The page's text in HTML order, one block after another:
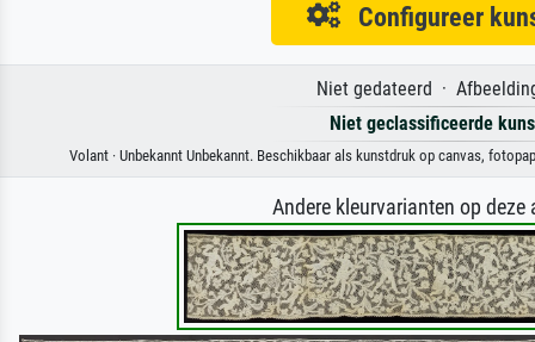
Configureer
Niet gedateerd ·
Niet geclassificeerde
Volant · Unbekannt Unbekannt. Beschikbaar als kunstdruk op canvas,
Andere kleurvarianten op